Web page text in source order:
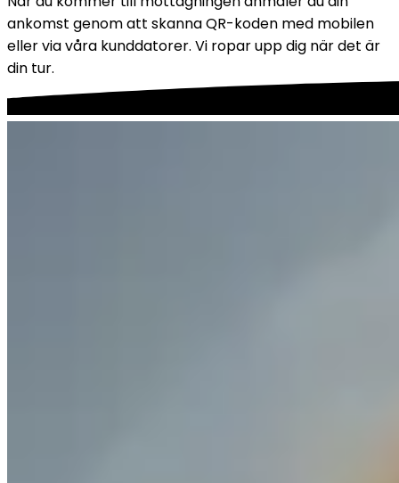
ankomst genom att skanna QR-koden med mobilen
eller via våra kunddatorer. Vi ropar upp dig när det är
din tur.